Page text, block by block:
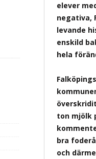
elever
negativa,
levande
enskild
hela
ton mjölk
bra
och